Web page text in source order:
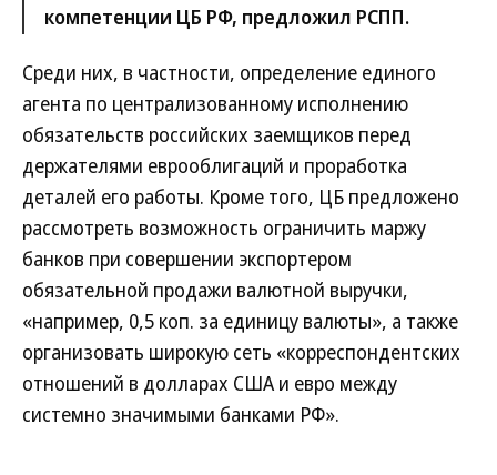
компетенции ЦБ РФ, предложил РСПП.
Среди них, в частности, определение единого
агента по централизованному исполнению
обязательств российских заемщиков перед
держателями еврооблигаций и проработка
деталей его работы. Кроме того, ЦБ предложено
рассмотреть возможность ограничить маржу
банков при совершении экспортером
обязательной продажи валютной выручки,
«например, 0,5 коп. за единицу валюты», а также
организовать широкую сеть «корреспондентских
отношений в долларах США и евро между
системно значимыми банками РФ».